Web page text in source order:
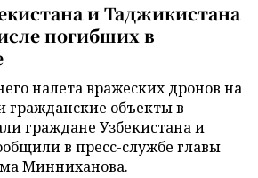
и Таджикистана
погибших в
налета вражеских дронов на
объекты в
граждане Узбекистана и
в пресс-службе главы
Минниханова.